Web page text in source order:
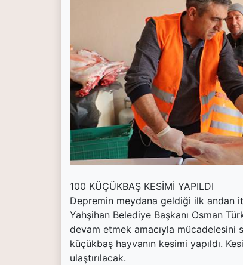
(current)
(current)
100 KÜÇÜKBAŞ KESİMİ YAPILDI
Depremin meydana geldiği ilk andan
Yahşihan Belediye Başkanı Osman
devam etmek amacıyla mücadelesini
küçükbaş hayvanın kesimi yapıldı.
ulaştırılacak.